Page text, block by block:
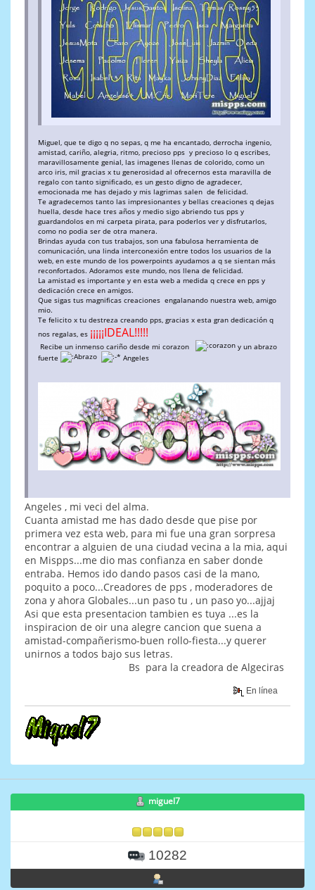
Miguel, que te digo q no sepas, q me ha encantado, derrocha ingenio,
amistad, cariño, alegria, ritmo, precioso pps y precioso lo q escribes,
maravillosamente genial, las imagenes llenas de colorido, como un
arco iris, mil gracias x tu generosidad al ofrecernos esta maravilla de
regalo con tanto significado, es un gesto digno de agradecer,
emocionada me has dejado y mis lagrimas salen de felicidad.
Te agradecemos tanto las impresionantes y bellas creaciones q dejas
huella, desde hace tres años y medio sigo abriendo tus pps y
guardandolos en mi carpeta pirata, para poderlos ver y disfrutarlos,
como no podia ser de otra manera.
Brindas ayuda con tus trabajos, son una fabulosa herramienta de
comunicación, una linda interconexión entre todos los usuarios de la
web, en este mundo de los powerpoints ayudamos a q se sientan más
reconfortados. Adoramos este mundo, nos llena de felicidad.
La amistad es importante y en esta web a medida q crece en pps y
dedicación crece en amigos.
Que sigas tus magnificas creaciones engalanando nuestra web, amigo
mio.
Te felicito x tu destreza creando pps, gracias x esta gran dedicación q
nos regalas, es ¡¡¡¡¡IDEAL!!!!!
Recibe un inmenso cariño desde mi corazon
y un abrazo
fuerte
Angeles
Angeles , mi veci del alma.
Cuanta amistad me has dado desde que pise por
primera vez esta web, para mi fue una gran sorpresa
encontrar a alguien de una ciudad vecina a la mia, aqui
en Mispps...me dio mas confianza en saber donde
entraba. Hemos ido dando pasos casi de la mano,
poquito a poco...Creadores de pps , moderadores de
zona y ahora Globales...un paso tu , un paso yo...ajjaj
Asi que esta presentacion tambien es tuya ...es la
inspiracion de oir una alegre cancion que suena a
amistad-compañerismo-buen rollo-fiesta...y querer
unirnos a todos bajo sus letras.
Bs para la creadora de Algeciras
En línea
miguel7
10282